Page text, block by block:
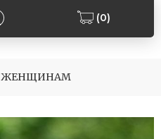
(0)
ЖЕНЩИНАМ